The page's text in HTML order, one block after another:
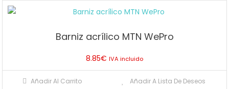
Barniz acrílico MTN WePro
8.85€ IVA incluido
Añadir Al Carrito Añadir A Lista De Deseos